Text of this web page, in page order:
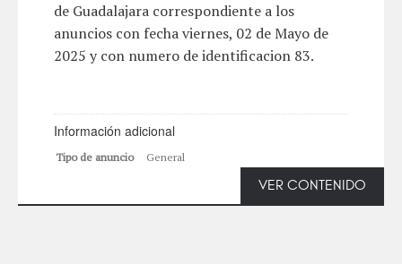
de Guadalajara correspondiente a los
anuncios con fecha viernes, 02 de Mayo de
2025 y con numero de identificacion 83.
Información adicional
Tipo de anuncio General
VER CONTENIDO